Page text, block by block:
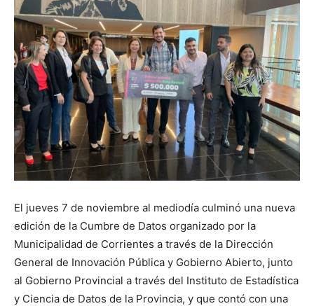
El jueves 7 de noviembre al mediodía culminó una nueva
edición de la Cumbre de Datos organizado por la
Municipalidad de Corrientes a través de la Dirección
General de Innovación Pública y Gobierno Abierto, junto
al Gobierno Provincial a través del Instituto de Estadística
y Ciencia de Datos de la Provincia, y que contó con una